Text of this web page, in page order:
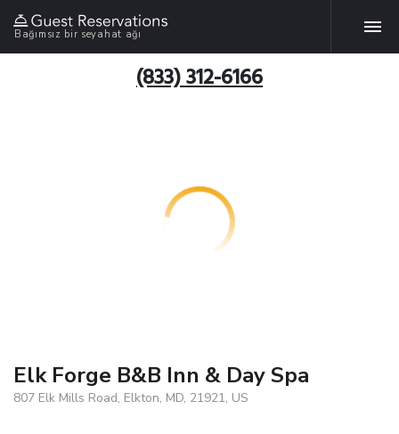
Bağımsız bir seyahat ağı
(833) 312-6166
Elk Forge B&B Inn & Day Spa
807 Elk Mills Road, Elkton, MD, 21921, US